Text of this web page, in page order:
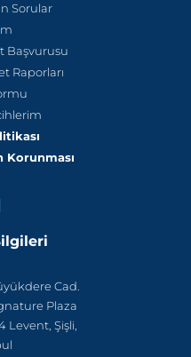
Sorular
Başvurusu
Raporları
Korunması
Cad.
Plaza
Levent, Şişli,